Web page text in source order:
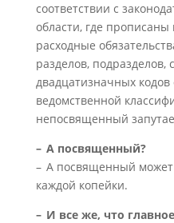
соответствии с
области, где
расходные
разделов, подразделов,
двадцатизначных
ведомственной
непосвященный
– А посвященный?
– А посвященный
каждой копейки.
– И все же, что